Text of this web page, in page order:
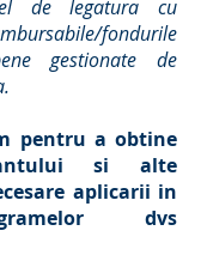
de legatura cu
fondurile
gestionate de
pentru a obtine
si alte
aplicarii in
dvs